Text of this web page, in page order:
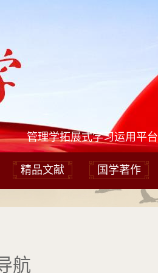
管理学拓展式学习运用平台
精品文献 国学著作
航